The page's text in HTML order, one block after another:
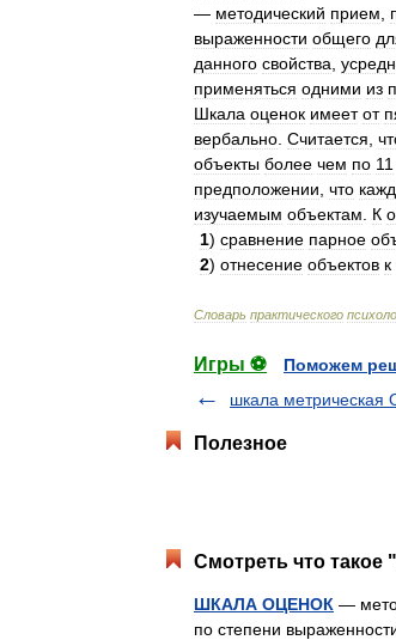
— методический прием
выраженности общего
данного свойства
применяться одними из
Шкала оценок имеет от
вербально Считается
объекты более чем по 11
предположении что
изучаемым объектам К
1) сравнение парное
2) отнесение объектов к
Словарь практического
Игры ⚽
Поможем
шкала метрическая
Полезное
Смотреть что такое
ШКАЛА ОЦЕНОК —
по степени